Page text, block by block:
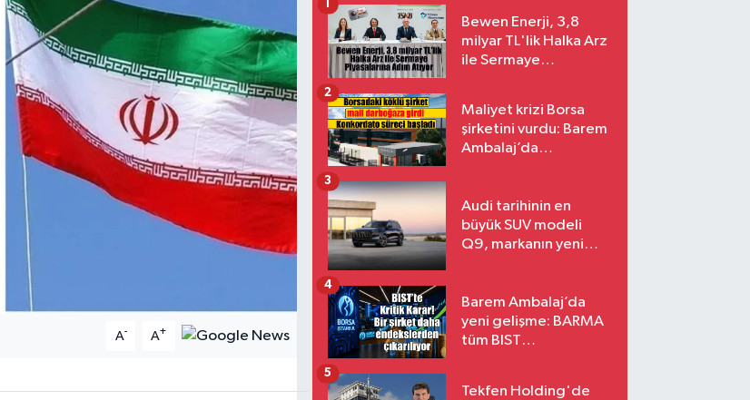
A- A+
Bewen Enerji, 3,8
milyar TL'lik Halka Arz
ile Sermaye
Maliyet krizi Borsa
şirketini vurdu: Barem
Ambalaj’da
2
Audi tarihinin en
büyük SUV modeli
Q9, markanın yeni
3
Barem Ambalaj’da
yeni gelişme: BARMA
tüm BIST
4
Tekfen Holding'de
5